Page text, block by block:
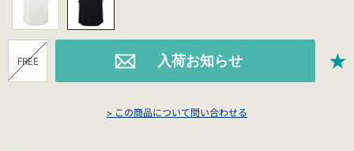
FREE
> この商品について問い合わせる